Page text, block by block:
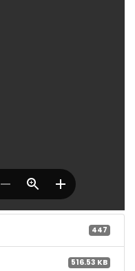
447
516.53 KB